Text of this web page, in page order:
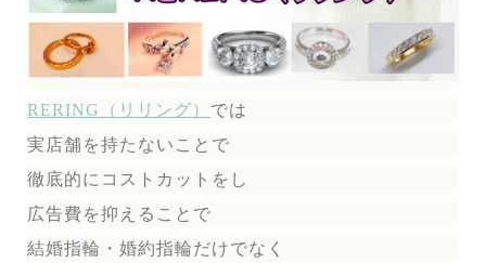
RERING（リリング） では
実店舗を持たないことで
徹底的にコストカットをし
広告費を抑えることで
結婚指輪・婚約指輪だけでなく